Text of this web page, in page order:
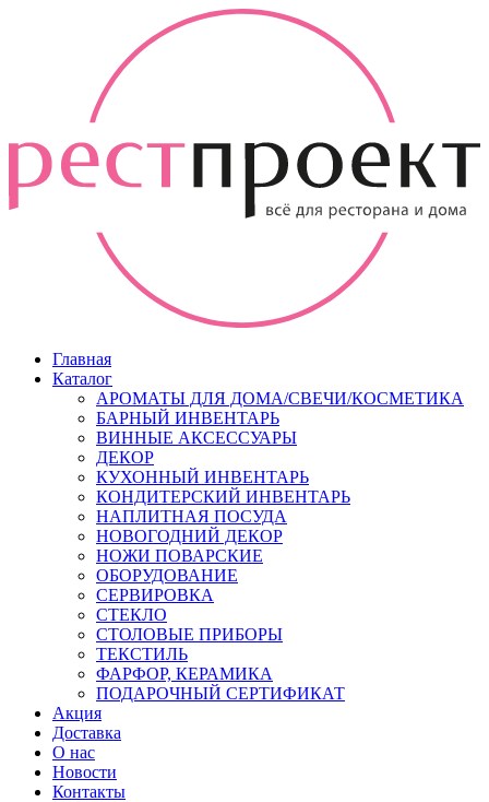
Главная
Каталог
АРОМАТЫ ДЛЯ ДОМА/СВЕЧИ/КОСМЕТИКА
БАРНЫЙ ИНВЕНТАРЬ
ВИННЫЕ АКСЕССУАРЫ
ДЕКОР
КУХОННЫЙ ИНВЕНТАРЬ
КОНДИТЕРСКИЙ ИНВЕНТАРЬ
НАПЛИТНАЯ ПОСУДА
НОВОГОДНИЙ ДЕКОР
НОЖИ ПОВАРСКИЕ
ОБОРУДОВАНИЕ
СЕРВИРОВКА
СТЕКЛО
СТОЛОВЫЕ ПРИБОРЫ
ТЕКСТИЛЬ
ФАРФОР, КЕРАМИКА
ПОДАРОЧНЫЙ СЕРТИФИКАТ
Акция
Доставка
О нас
Новости
Контакты